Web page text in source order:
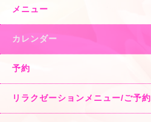
メニュー
カレンダー
予約
リラクゼーションメニュー/ご予約